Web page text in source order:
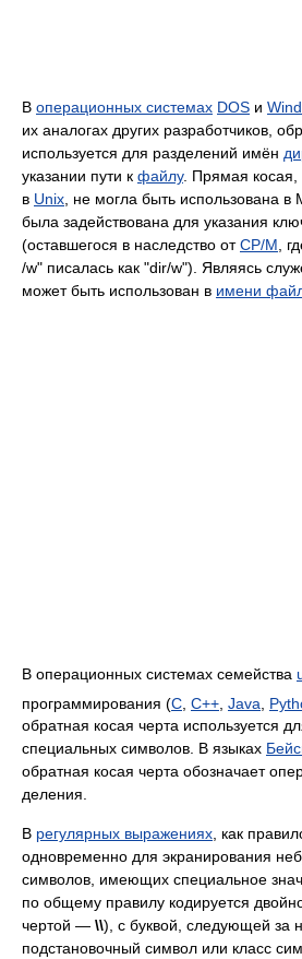
В операционных системах DOS и
их аналогах других разработчиков,
используется для разделений имён
указании пути к файлу. Прямая косая,
в Unix , не могла быть использована
была задействована для указания
(оставшегося в наследство отCP/M ,
/w" писалась как "dir/w"). Являясь
может быть использован в имени
В операционных системах семейства
программирования (C C++ Java
обратная косая черта используется
специальных символов. В языках
обратная косая черта обозначает
деления.
В регулярных выражениях, как
одновременно для экранирования
символов, имеющих специальное
по общему правилу кодируется
чертой — \\), с буквой, следующей за
подстановочный символ или класс